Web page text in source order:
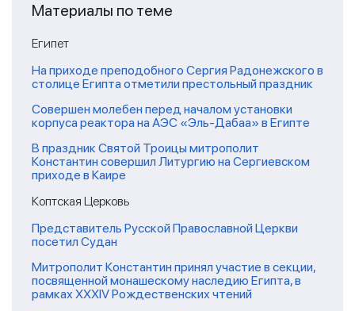
Материалы по теме
Египет
На приходе преподобного Сергия Радонежского в
столице Египта отметили престольный праздник
Совершен молебен перед началом установки
корпуса реактора на АЭС «Эль-Дабаа» в Египте
В праздник Святой Троицы митрополит
Константин совершил Литургию на Сергиевском
приходе в Каире
Коптская Церковь
Представитель Русской Православной Церкви
посетил Судан
Митрополит Константин принял участие в секции,
посвященной монашескому наследию Египта, в
рамках XXXIV Рождественских чтений